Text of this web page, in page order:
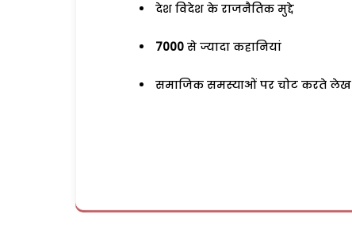
देश विदेश के राजनैतिक मुद्दे
7000 से ज्यादा कहानियां
समाजिक समस्याओं पर चोट करते लेख